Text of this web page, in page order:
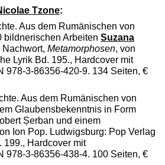
Tzone:
Aus dem Rumänischen von
bildnerischen Arbeiten Suzana
Metamorphosen, von
Lyrik Bd. 195., Hardcover mit
978-3-86356-420-9. 134 Seiten, €
Aus dem Rumänischen von
Glaubensbekenntnis in Form
Șerban und einem
Ion Pop. Ludwigsburg: Pop Verlag
199., Hardcover mit
978-3-86356-438-4. 100 Seiten, €